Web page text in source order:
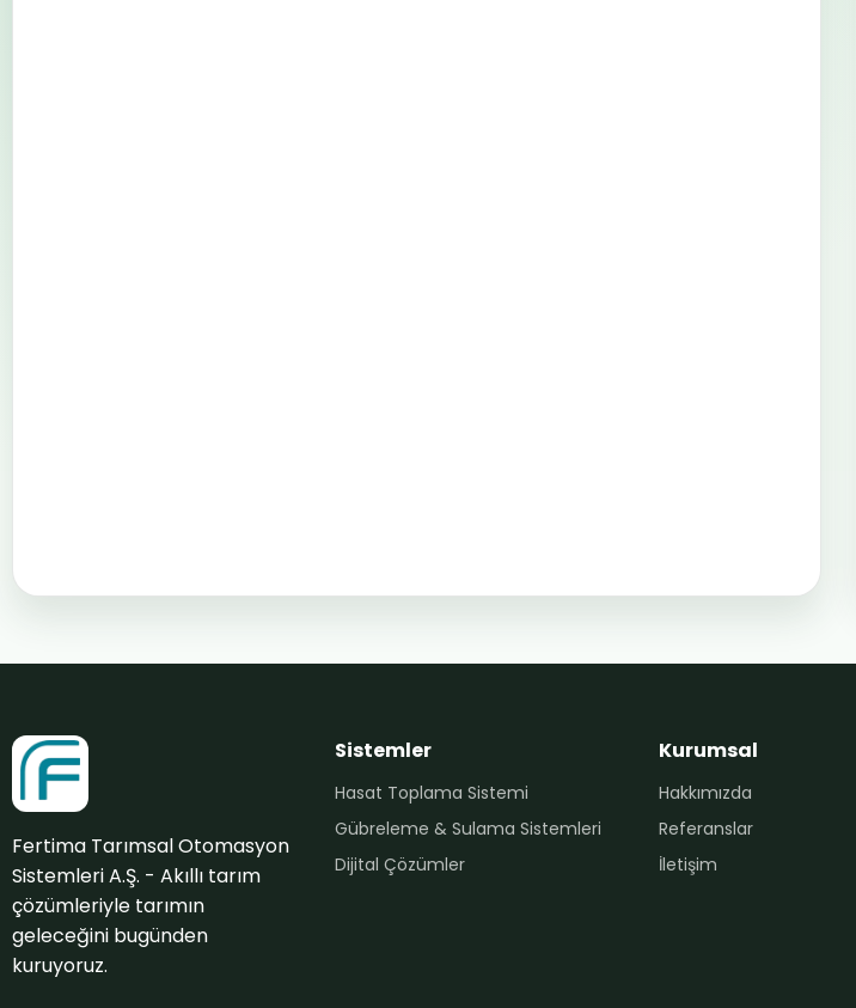
Fertima Tarımsal Otomasyon
Sistemleri A.Ş. - Akıllı tarım
çözümleriyle tarımın
geleceğini bugünden
kuruyoruz.
Sistemler
Hasat Toplama Sistemi
Gübreleme & Sulama Sistemleri
Dijital Çözümler
Kurumsal
Hakkımızda
Referanslar
İletişim